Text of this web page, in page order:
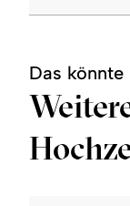
Das könnte